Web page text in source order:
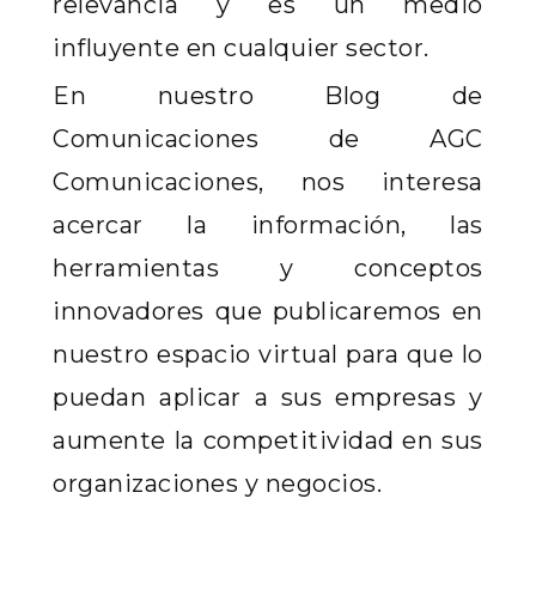
influyente en cualquier sector.
En nuestro Blog de
Comunicaciones de AGC
Comunicaciones, nos interesa
acercar la información, las
herramientas y conceptos
innovadores que publicaremos en
nuestro espacio virtual para que lo
puedan aplicar a sus empresas y
aumente la competitividad en sus
organizaciones y negocios.